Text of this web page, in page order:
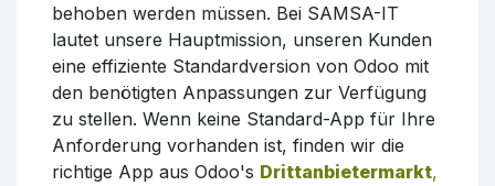
behoben werden müssen. Bei SAMSA-IT
lautet unsere Hauptmission, unseren Kunden
eine effiziente Standardversion von Odoo mit
den benötigten Anpassungen zur Verfügung
zu stellen. Wenn keine Standard-App für Ihre
Anforderung vorhanden ist, finden wir die
richtige App aus Odoo's Drittanbietermarkt,